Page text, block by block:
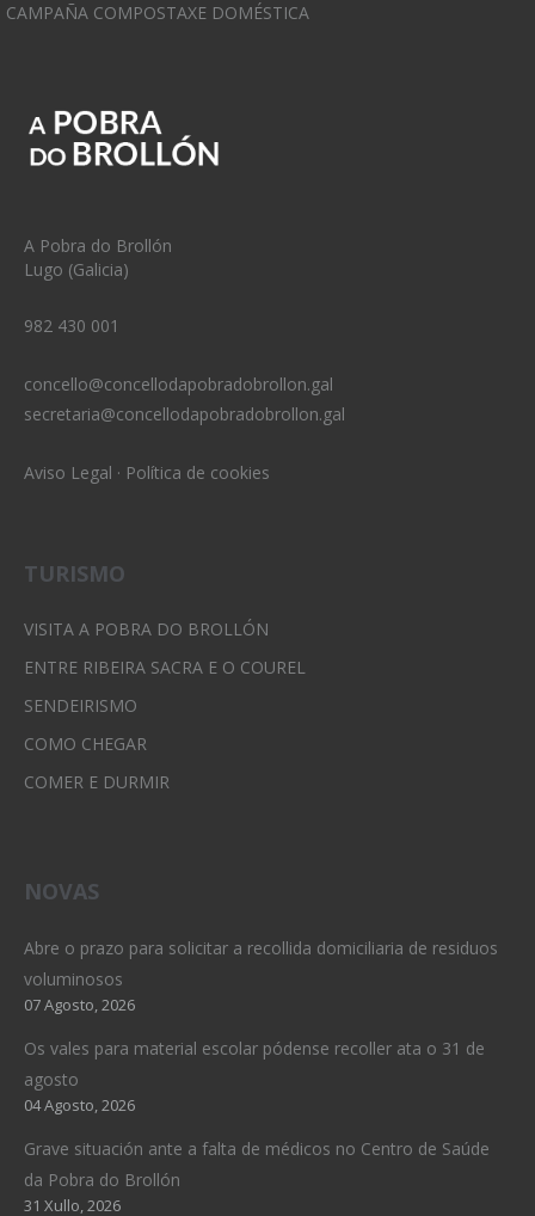
CAMPAÑA COMPOSTAXE DOMÉSTICA
A Pobra do Brollón
Lugo (Galicia)
982 430 001
concello@concellodapobradobrollon.gal
secretaria@concellodapobradobrollon.gal
Aviso Legal · Política de cookies
TURISMO
VISITA A POBRA DO BROLLÓN
ENTRE RIBEIRA SACRA E O COUREL
SENDEIRISMO
COMO CHEGAR
COMER E DURMIR
NOVAS
Abre o prazo para solicitar a recollida domiciliaria de residuos
voluminosos
07 Agosto, 2026
Os vales para material escolar pódense recoller ata o 31 de
agosto
04 Agosto, 2026
Grave situación ante a falta de médicos no Centro de Saúde
da Pobra do Brollón
31 Xullo, 2026